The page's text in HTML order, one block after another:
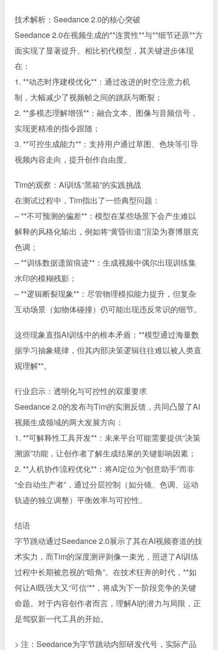
技术解析：Seedance 2.0的核心突破
Seedance 2.0在视频生成的**连贯性**与**细节还原**方
面实现了显著提升。相比初代模型，其关键进步体现
在：
1. **动态时序建模优化**：通过改进的时空注意力机
制，大幅减少了视频帧之间的跳跃与断裂；
2. **多模态理解增强**：融合文本、图像与音频信号，
实现更精准的指令跟随；
3. **可控生成能力**：支持用户通过草图、色块等引导
视频内容走向，提升创作自由度。
Tim的观察：AI训练“黑箱”的实践挑战
在测试过程中，Tim指出了一些典型问题：
– **不可预测的偏差**：模型在某些场景下会产生难以
解释的风格化输出，例如将“黄昏街道”渲染为赛博朋克
色调；
– **训练数据遗留痕迹**：生成视频中偶尔出现训练集
水印的模糊残影；
– **逻辑断裂现象**：尽管物理模拟能力提升，但复杂
互动场景（如物体碰撞）仍可能出现违反常识的细节。
这些现象直指AI训练中的根本矛盾：**模型通过海量数
据学习抽象规律，但其内部决策逻辑往往难以被人类直
观理解**。
行业启示：透明化与可控性的双重要求
Seedance 2.0的发布与Tim的实测反馈，共同凸显了AI
视频生成领域的两大发展方向：
1. **可解释性工具开发**：未来平台可能需要提供“决策
溯源”功能，让创作者了解生成结果的关键影响因素；
2. **人机协作流程优化**：将AI定位为“创意助手”而非
“全自动生产者”，通过分层控制（如分镜、色调、运动
轨迹的独立调整）平衡效率与可控性。
结语
字节跳动通过Seedance 2.0展示了其在AI视频赛道的技
术实力，而Tim的深度测评则像一束光，照进了AI训练
过程中长期被忽视的“暗角”。在技术狂奔的时代，**如
何让AI既强大又“可信”**，将成为下一阶段竞争的关键
命题。对于内容创作者而言，理解AI的潜力与局限，正
是驾驭新一代工具的开始。
> 注：Seedance为字节跳动内部研发代号，实际产品